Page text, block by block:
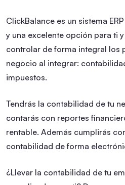
ClickBalance es un sistema
y una excelente opción para ti
controlar de forma integral los
negocio al integrar:
impuestos.
Tendrás la contabilidad de tu
contarás con reportes
rentable. Además cumplirás
contabilidad de forma
¿Llevar la contabilidad de tu